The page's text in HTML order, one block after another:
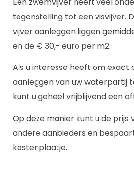
tegenstelling tot een visvijver.
vijver aanleggen liggen
en de € 30,- euro per m2.
Als u interesse heeft om exact
aanleggen van uw waterpartij
kunt u geheel vrijblijvend een
Op deze manier kunt u de prijs
andere aanbieders en
kostenplaatje.